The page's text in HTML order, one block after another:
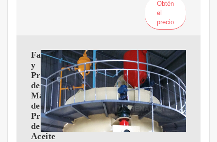
Obtén
el
precio
Fabricante
y
Proveedor
de
Máquinas
de
Prensa
de
Aceite